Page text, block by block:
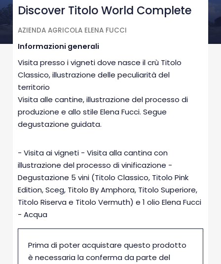
Discover Titolo World Complete
AZIENDA AGRICOLA ELENA FUCCI
Informazioni generali
Visita presso i vigneti dove nasce il crù Titolo
Classico, illustrazione delle peculiarità del
territorio
Visita alle cantine, illustrazione del processo di
produzione e allo stile Elena Fucci. Segue
degustazione guidata.
- Visita ai vigneti - Visita alla cantina con
illustrazione del processo di vinificazione -
Degustazione 5 vini (Titolo Classico, Titolo Pink
Edition, Sceg, Titolo By Amphora, Titolo Superiore,
Titolo Riserva e Titolo Vermuth) e 1 olio Elena Fucci
- Acqua
Prima di poter acquistare questo prodotto
è necessaria la conferma da parte del